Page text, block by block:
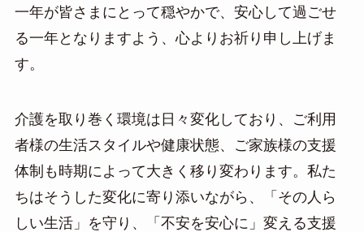
一年が皆さまにとって穏やかで、安心して過ごせ
る一年となりますよう、心よりお祈り申し上げま
す。
介護を取り巻く環境は日々変化しており、ご利用
者様の生活スタイルや健康状態、ご家族様の支援
体制も時期によって大きく移り変わります。私た
ちはそうした変化に寄り添いながら、「その人ら
しい生活」を守り、「不安を安心に」変える支援